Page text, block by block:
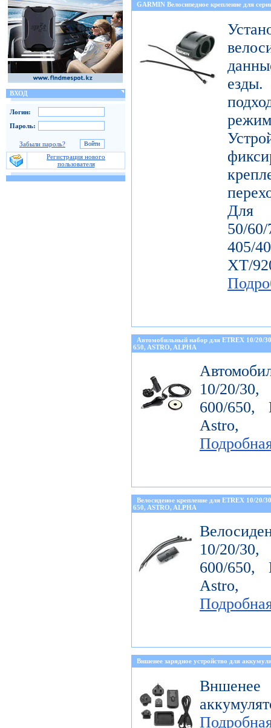
ВХОД
Логин:
Пароль:
Забыли пароль?
Регистрация нового
пользователя
GARMIN Велосипедное крепление для
50/
405/
ХТ/
Автомобильный набор для ETREX 10/20/
650, ASTRO, ALPHA
10/20/
600/650,
Astro,
Велосиденое крепление для ETREX 10/
650, ASTRO, ALPHA
10/20/
600/650,
Astro,
Вншенее зарядное устройство для
Вншенее